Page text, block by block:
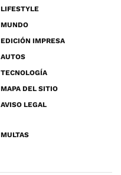
LIFESTYLE
MUNDO
EDICIÓN IMPRESA
AUTOS
TECNOLOGÍA
MAPA DEL SITIO
AVISO LEGAL
MULTAS